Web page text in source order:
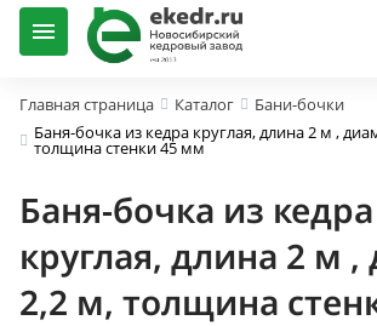
Главная страница Каталог
Бани-бочки
Баня-бочка из кедра круглая, длина 2 м ,
толщина стенки 45 мм
Баня-бочка из кедра
круглая, длина 2 м
2,2 м, толщина